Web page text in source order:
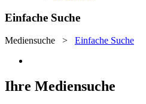
Einfache Suche
Mediensuche > Einfache Suche
Ihre Mediensuche